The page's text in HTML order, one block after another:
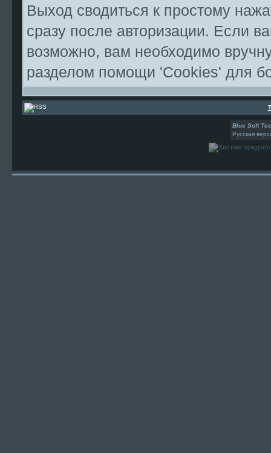
Выход сводиться к простому
сразу после авторизации. Если
возможно, вам необходимо
разделом помощи 'Cookies' для
Blue Soft
Русская